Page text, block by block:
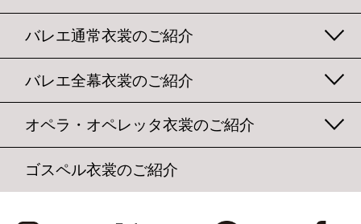
バレエ通常衣裳のご紹介
バレエ全幕衣裳のご紹介
オペラ・オペレッタ衣裳のご紹介
ゴスペル衣裳のご紹介